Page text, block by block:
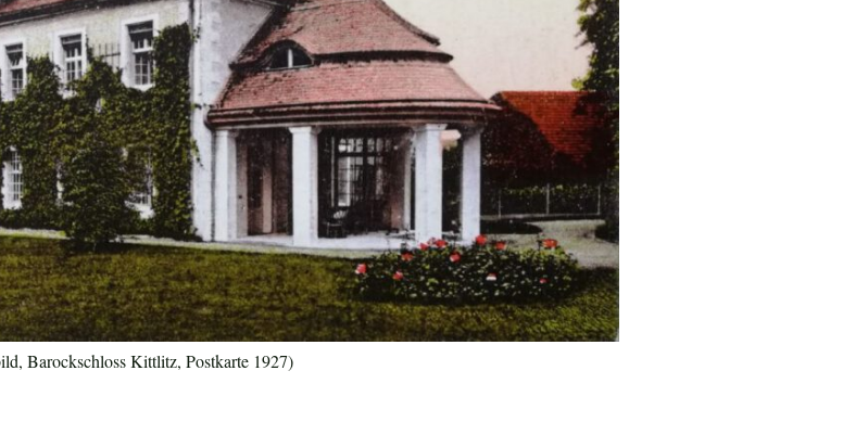
Barockschloss Kittlitz, Postkarte 1927)